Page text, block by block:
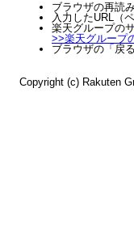
ブラウザの再読
入力したURL（
楽天グループの
>>楽天グループ
ブラウザの「戻
Copyright (c) Rakuten